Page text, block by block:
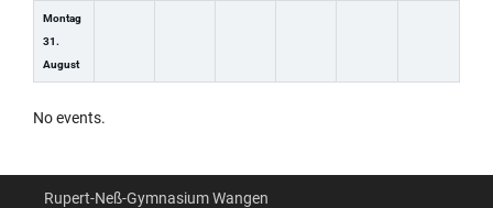
Montag
31.
August
No events.
Rupert-Neß-Gymnasium Wangen